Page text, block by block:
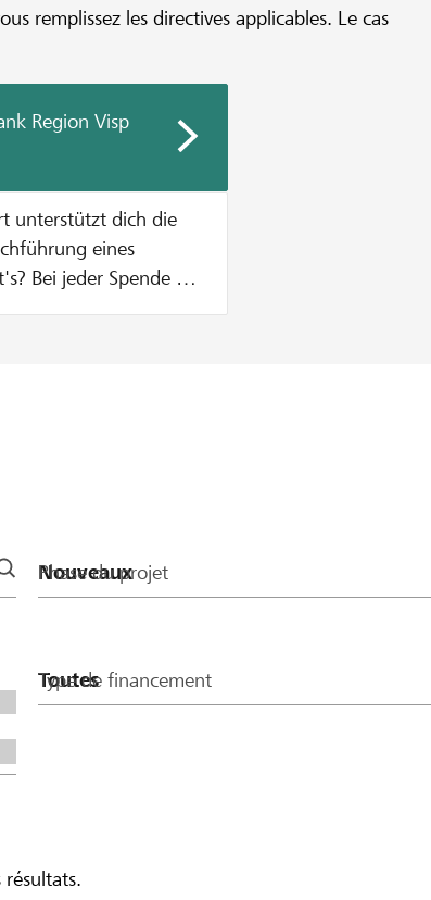
remplissez les directives applicables. Le cas
Region Visp
eines
was einen Betrag von
Phase du projet
Type de financement
résultats.